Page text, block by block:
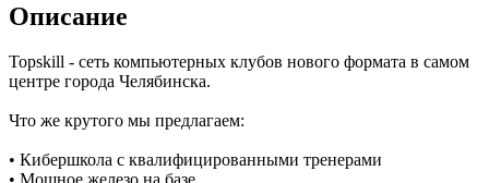
Описание
Topskill - сеть компьютерных клубов нового формата в самом
центре города Челябинска.
Что же крутого мы предлагаем:
• Кибершкола с квалифицированными тренерами